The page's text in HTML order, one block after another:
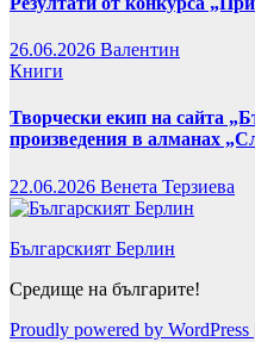
26.06.2026 Валентин
Книги
Творчески екип на сайта
произведения в алманах
22.06.2026 Венета Терзиева
Българският Берлин
Средище на българите!
Proudly powered by WordPress